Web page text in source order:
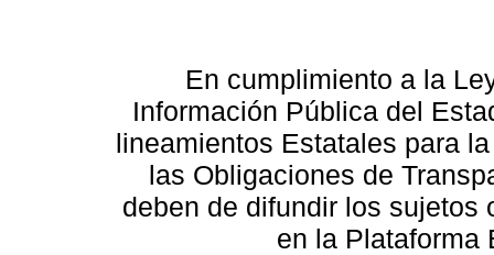
En cumplimiento a la
Información Pública del
lineamientos Estatales para
las Obligaciones de
deben de difundir los sujetos
en la Plataforma